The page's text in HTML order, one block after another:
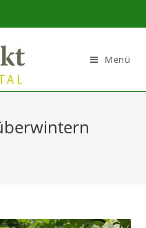
Menü